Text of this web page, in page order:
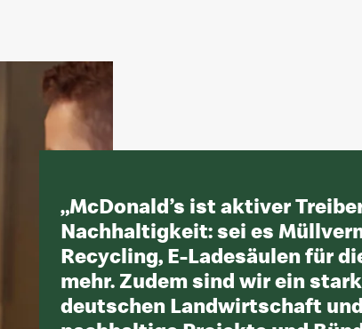
„McDonald’s ist aktiver
Nachhaltigkeit: sei es
Recycling, E-Ladesäulen für
mehr. Zudem sind wir ein
deutschen Landwirtschaft